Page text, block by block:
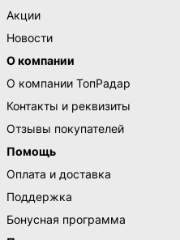
Акции
Новости
О компании
О компании ТопРадар
Контакты и реквизиты
Отзывы покупателей
Помощь
Оплата и доставка
Поддержка
Бонусная программа